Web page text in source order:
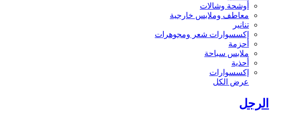
أوشحة وشالات
معاطف وملابس خارجية
تنانير
إكسسوارات شعر ومجوهرات
أحزمة
ملابس سباحة
أحذية
إكسسوارات
عرض الكل
الرجل